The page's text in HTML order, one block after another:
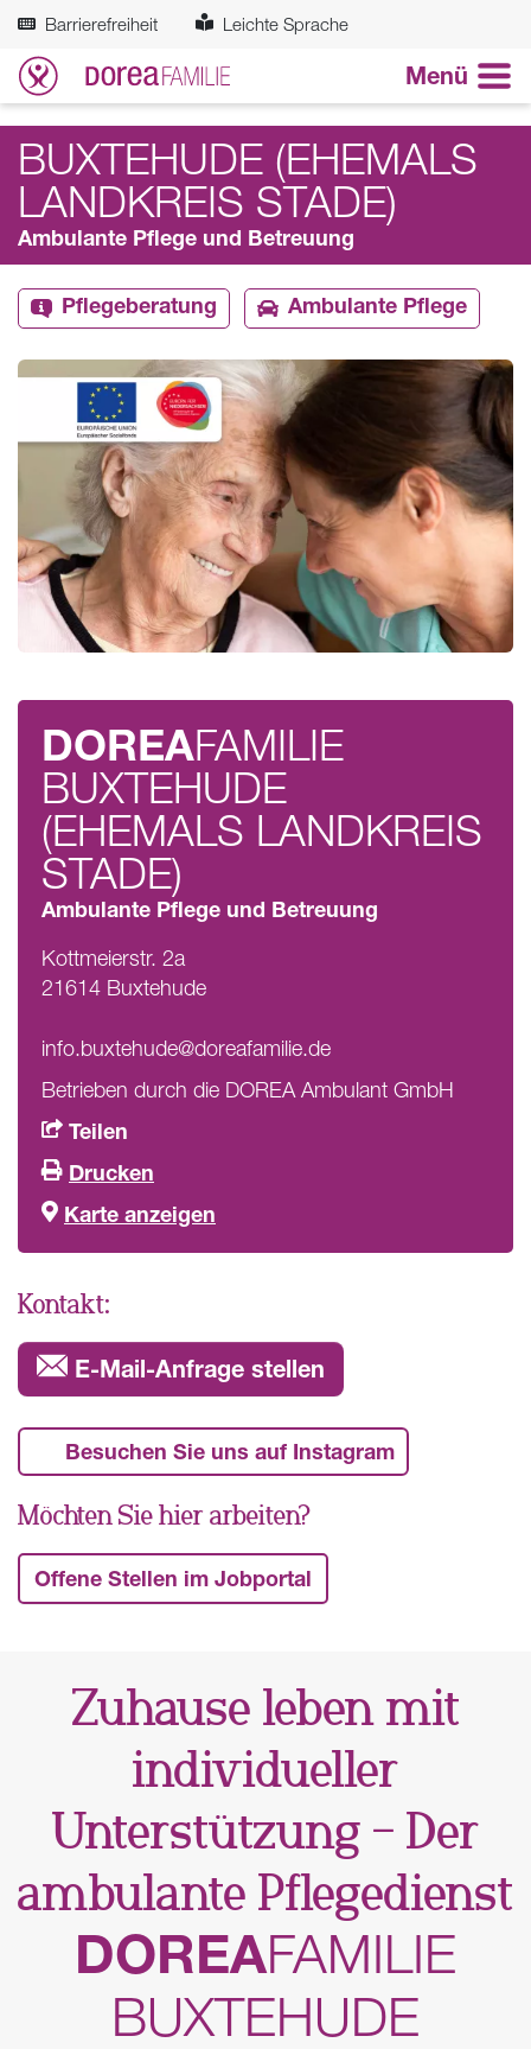
Zum Hauptinhalt springen
Barrierefreiheit Leichte Sprache
Menü
BUXTEHUDE (EHEMALS
LANDKREIS STADE)
Ambulante Pflege und Betreuung
Pflegeberatung Ambulante Pflege
DOREAFAMILIE
BUXTEHUDE
(EHEMALS LANDKREIS
STADE)
Ambulante Pflege und Betreuung
Kottmeierstr. 2a
21614 Buxtehude
info.buxtehude@doreafamilie.de
Betrieben durch die DOREA Ambulant GmbH
Teilen
Drucken
Karte anzeigen
Kontakt:
E-Mail-Anfrage stellen
Besuchen Sie uns auf Instagram
Möchten Sie hier arbeiten?
Offene Stellen im Jobportal
Zuhause leben mit
individueller
Unterstützung – Der
ambulante Pflegedienst
DOREAFAMILIE
BUXTEHUDE